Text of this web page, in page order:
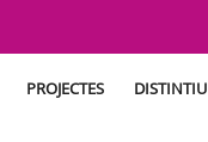
PROJECTES DISTINTIU